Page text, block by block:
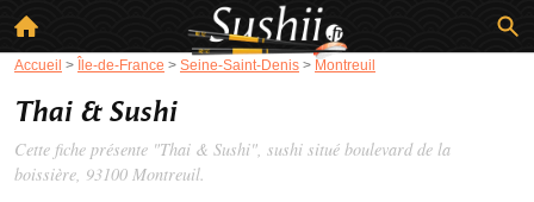
Accueil > Île-de-France > Seine-Saint-Denis > Montreuil
Thai & Sushi
Cette fiche présente "Thai & Sushi", sushi situé boulevard de la
boissière, 93100 Montreuil.